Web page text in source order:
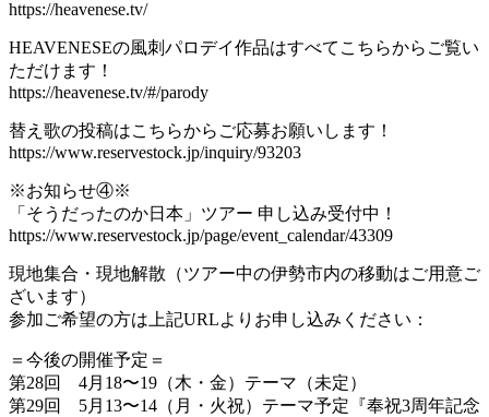
https://heavenese.tv/
HEAVENESEの風刺パロデイ作品はすべてこちらからご覧い
ただけます！
https://heavenese.tv/#/parody
替え歌の投稿はこちらからご応募お願いします！
https://www.reservestock.jp/inquiry/93203
※お知らせ④※
「そうだったのか日本」ツアー 申し込み受付中！
https://www.reservestock.jp/page/event_calendar/43309
現地集合・現地解散（ツアー中の伊勢市内の移動はご用意ご
ざいます）
参加ご希望の方は上記URLよりお申し込みください：
＝今後の開催予定＝
第28回 4月18〜19（木・金）テーマ（未定）
第29回 5月13〜14（月・火祝）テーマ予定『奉祝3周年記念